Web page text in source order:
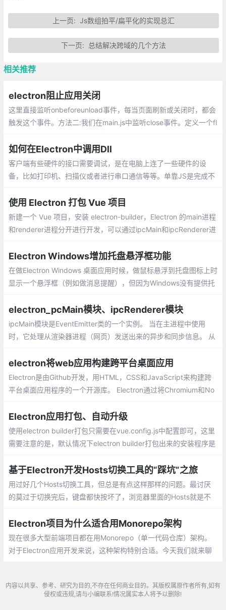
上一页: Js数组拍平/扁平化的实现总汇
下一页: 总结解决跨域的几个方法
相关推荐
electron阻止应用关闭
这里直接监听onbeforeunload事件，每当页面刷新或关闭时，都会
触发这个事件。方法二:我们在main.js中监听close事件。定义一个fl
如何在Electron中调用Dll
客户端有些硬件的接口需要调试，是在电脑上连了一些硬件的设
备，比如打印机、扫描仪或者进行串口通信等等。单靠JS是完成不
使用 Electron 打包 Vue 项目
新建一个 Vue 项目，安装 electron-builder，Electron 的main进程
和renderer进程分开进行开发，可以通过ipcMain和ipcRenderer进
Electron Windows增加托盘悬浮框功能
在做Electron Windows 桌面应用时候，做鼠标悬浮到托盘图标上时
显示一个悬浮框（例如做消息提醒），但因为Windows没有提供托
还有mouse-move事件，弄个间接的方式实现。
electron_pcMain模块、ipcRenderer模块
ipcMain模块是EventEmitter类的一个实例。 当在主进程中使用
时，它处理从渲染器进程（网页）发送出来的异步和同步信息。 从
electron将web应用构建跨平台桌面应用
Electron是由Github开发，用HTML，CSS和JavaScript来构建跨
平台桌面应用程序的一个开源库。 Electron通过将Chromium和No
Linux系统下的应用来实现这一目的。
Electron应用打包、自动升级
使用electron builder打包只需要在vue.config.js中配置即可，这里
需要注意的是，默认情况下electron builder打包出来的安装程序是
个配置设置为true
基于Electron开发Hosts切换工具的“踩坑”之旅
用过好几个Hosts切换工具，但总是有点这样那样的问题。最讨厌
的莫过于切换完后，键盘都快按坏了，浏览器里面的Hosts就是不
章。
Electron项目为什么适合用Monorepo架构
现在很多大型前端项目都在用Monorepo（单一代码仓库）架构。
对于Electron应用开发来说，这种架构特别合适。今天我们就来聊
内容以共享、参考、研究为目的,不存在任何商业目的。其版权属原作者所有,如有
侵权或违规,请与小编联系!情况属实本人将予以删除!